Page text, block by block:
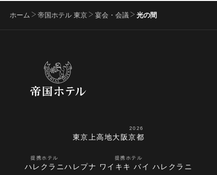
ホーム 帝国ホテル 東京 宴会・会議 光の間
東京 上高地大阪
2026
京都
提携ホテル
ハレクラニ
提携ホテル
ハレプナ ワイキキ バイ ハレクラニ